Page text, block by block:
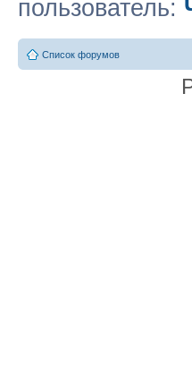
пользователь:
Список форумов